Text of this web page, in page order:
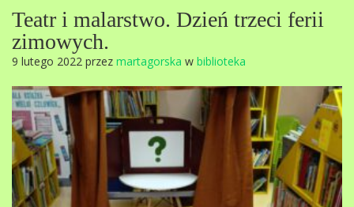
Teatr i malarstwo. Dzień trzeci ferii
zimowych.
9 lutego 2022 przez martagorska w biblioteka